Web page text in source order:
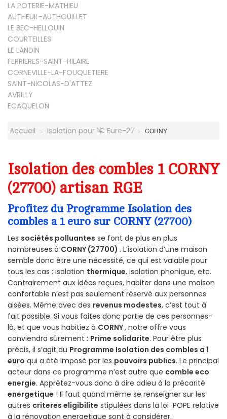
LA POTERIE-MATHIEU
AUTHEUIL-AUTHOUILLET
LE BEC-HELLOUIN
COURTEILLES
LE LANDIN
FERRIERES-SAINT-HILAIRE
CORNEVILLE-LA-FOUQUETIERE
SAINT-NICOLAS-D'ATTEZ
AVRILLY
ECAQUELON
Accueil Isolation pour 1€ Eure-27 CORNY
Isolation des combles 1 CORNY
(27700) artisan RGE
Profitez du Programme Isolation des
combles a 1 euro sur CORNY (27700)
Les sociétés polluantes se font de plus en plus
nombreuses à CORNY (27700) . L’isolation d’une maison
semble donc être une nécessité, ce qui est valable pour
tous les cas : isolation thermique, isolation phonique, etc.
Contrairement aux idées reçues, habiter dans une maison
confortable n’est pas seulement réservé aux personnes
aisées. Même avec des revenus modestes, c’est tout à
fait possible. Si vous faites donc partie de ces personnes-
là, et que vous habitiez à CORNY, notre offre vous
conviendra sûrement : Prime solidarite. Pour être plus
précis, il s’agit du Programme Isolation des combles a 1
euro qui a été imposé par les pouvoirs publics. Le principal
acteur dans ce programme n’est autre que comble eco
energie. Apprêtez-vous donc à dire adieu à la précarité
energetique ! Il faut quand même se renseigner sur les
autres criteres eligibilite stipulées dans la loi POPE relative
à la rénovation energetique sont à considérer.